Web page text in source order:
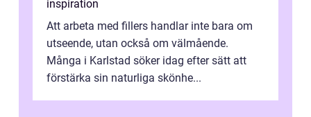
inspiration
Att arbeta med fillers handlar inte bara om
utseende, utan också om välmående.
Många i Karlstad söker idag efter sätt att
förstärka sin naturliga skönhe...